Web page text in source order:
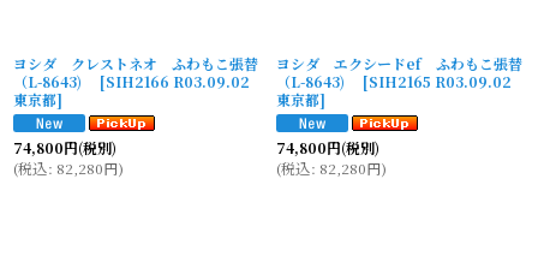
ヨシダ クレストネオ ふわもこ張替
（L-8643)
[SIH2166 R03.09.02
東京都]
74,800円(税別)
(税込: 82,280円)
ヨシダ エクシードef ふわもこ張替
（L-8643)
[SIH2165 R03.09.02
東京都]
74,800円(税別)
(税込: 82,280円)